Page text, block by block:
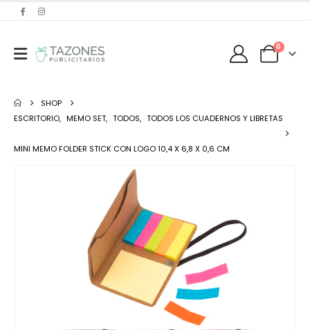
0
SHOP
ESCRITORIO, MEMO SET, TODOS, TODOS LOS CUADERNOS Y LIBRETAS
MINI MEMO FOLDER STICK CON LOGO 10,4 X 6,8 X 0,6 CM